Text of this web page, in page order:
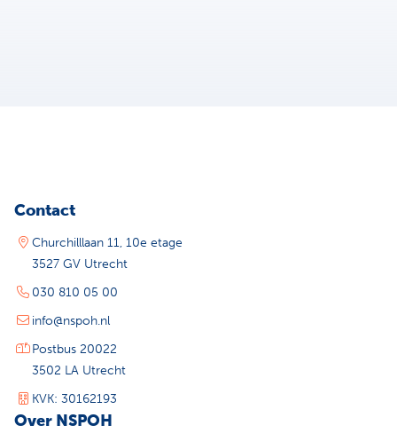
Contact
Churchilllaan 11, 10e etage
3527 GV Utrecht
030 810 05 00
info@nspoh.nl
Postbus 20022
3502 LA Utrecht
KVK: 30162193
Over NSPOH